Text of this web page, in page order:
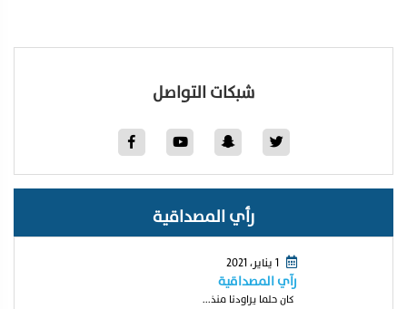
شبكات التواصل
رأي المصداقية
1 يناير، 2021
رآي المصداقية
كان حلما يراودنا منذ...